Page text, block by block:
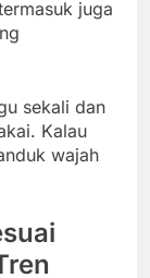
juga
sekali dan
Kalau
wajah